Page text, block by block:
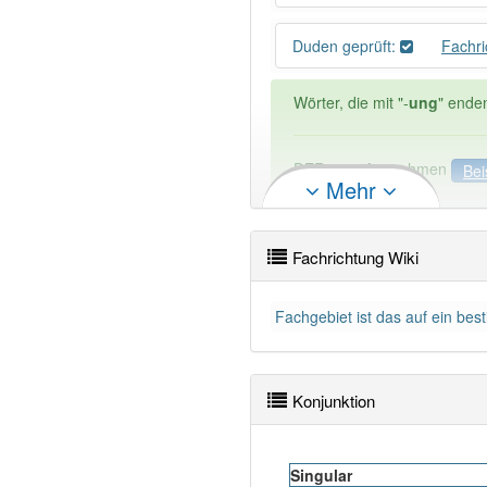
Duden geprüft:
Wörter, die mit "-ung"
DER:127Ausnahmen
DIE: 11 043
DAS:2Ausnahmen
PowerIndex:
81% unserer Spielapp-
Mehr
Fachrichtung Wiki
Fachgebiet ist das auf ein
Konjunktion
Singular